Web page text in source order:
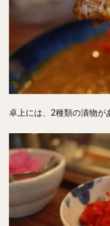
卓上には、2種類の漬物が